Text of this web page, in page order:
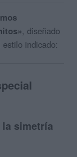
, diseñado
indicado:
simetría